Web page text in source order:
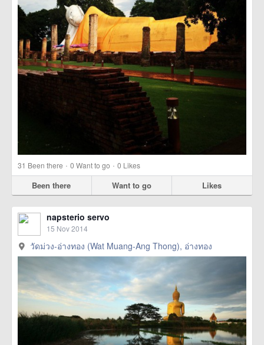
31 Been there · 0 Want to go · 0 Likes
Been there Want to go Likes
napsterio servo
15 Nov 2014
วัดม่วง-อ่างทอง (Wat Muang-Ang Thong), อ่างทอง